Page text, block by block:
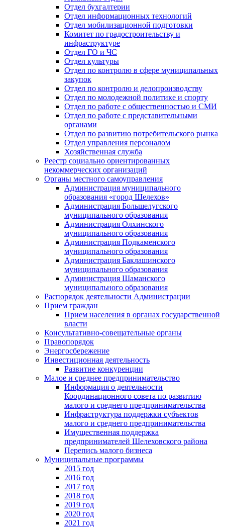
Отдел бухгалтерии
Отдел информационных технологий
Отдел мобилизационной подготовки
Комитет по градостроительству и
инфраструктуре
Отдел ГО и ЧС
Отдел культуры
Отдел по контролю в сфере муниципальных
закупок
Отдел по контролю и делопроизводству
Отдел по молодежной политике и спорту
Отдел по работе с общественностью и СМИ
Отдел по работе с представительными
органами
Отдел по развитию потребительского рынка
Отдел управления персоналом
Хозяйственная служба
Реестр социально ориентированных
некоммерческих организаций
Органы местного самоуправления
Администрация муниципального
образования «город Шелехов»
Администрация Большелугского
муниципального образования
Администрация Олхинского
муниципального образования
Администрация Подкаменского
муниципального образования
Администрация Баклашинского
муниципального образования
Администрация Шаманского
муниципального образования
Распорядок деятельности Администрации
Прием граждан
Прием населения в органах государственной
власти
Консультативно-совещательные органы
Правопорядок
Энергосбережение
Инвестиционная деятельность
Развитие конкуренции
Малое и среднее предпринимательство
Информация о деятельности
Координационного совета по развитию
малого и среднего предпринимательства
Инфраструктура поддержки субъектов
малого и среднего предпринимательства
Имущественная поддержка
предпринимателей Шелеховского района
Перепись малого бизнеса
Муниципальные программы
2015 год
2016 год
2017 год
2018 год
2019 год
2020 год
2021 год